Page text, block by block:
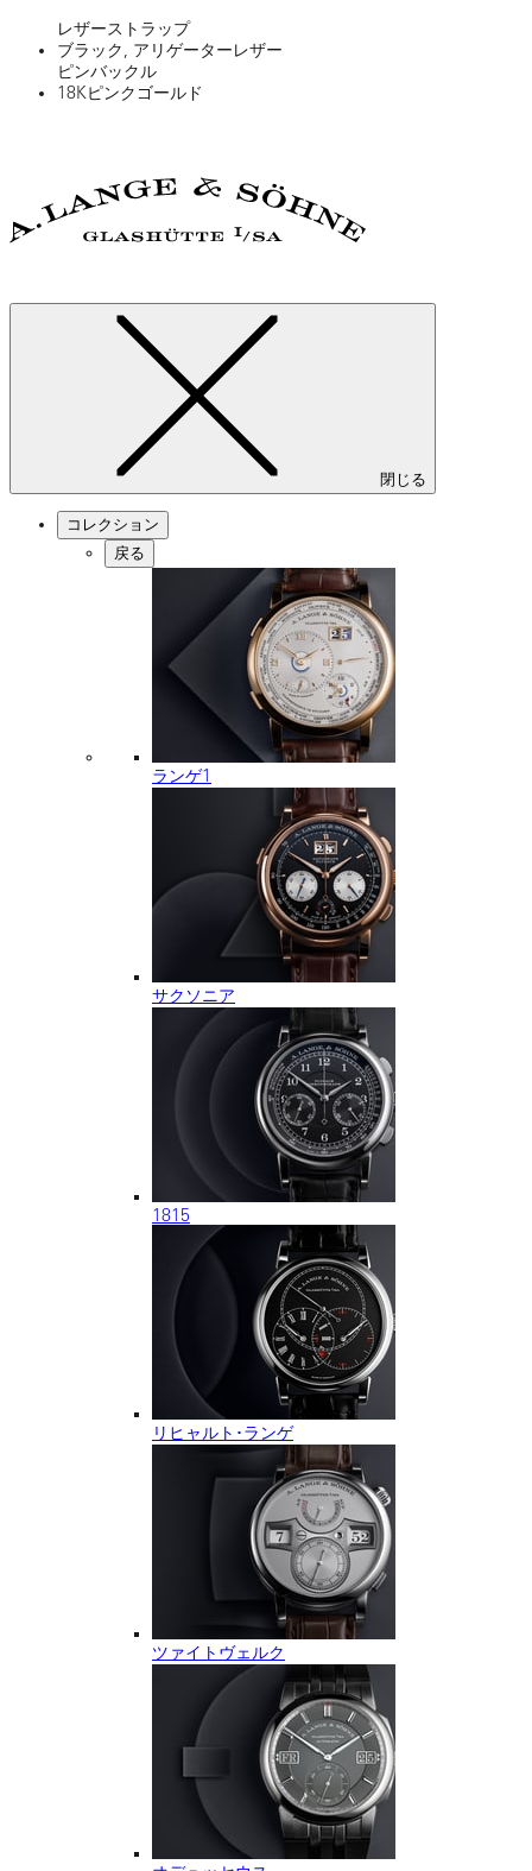
レザーストラップ
ブラック, アリゲーターレザー
ピンバックル
18Kピンクゴールド
閉じる
コレクション
戻る
ランゲ1
サクソニア
1815
リヒャルト･ランゲ
ツァイトヴェルク